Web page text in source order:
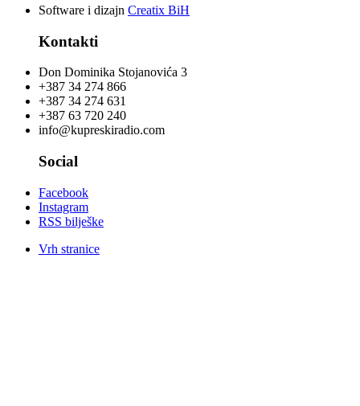
Software i dizajn Creatix BiH
Kontakti
Don Dominika Stojanovića 3
+387 34 274 866
+387 34 274 631
+387 63 720 240
info@kupreskiradio.com
Social
Facebook
Instagram
RSS bilješke
Vrh stranice